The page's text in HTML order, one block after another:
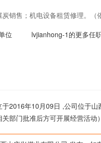
销售；机电设备租赁修理。
位 lvjianhong-1的更多任
2016年10月09日 ,公司位于
部门批准后方可开展经营活动